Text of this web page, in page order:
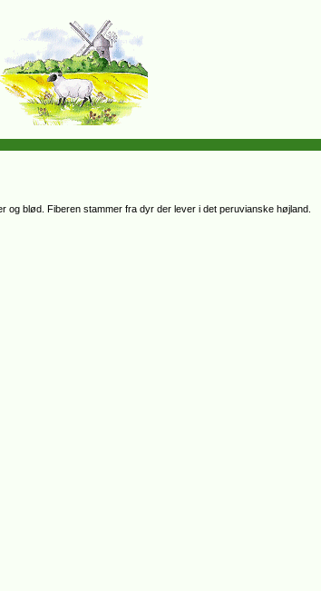
blød. Fiberen stammer fra dyr der lever i det peruvianske højland.